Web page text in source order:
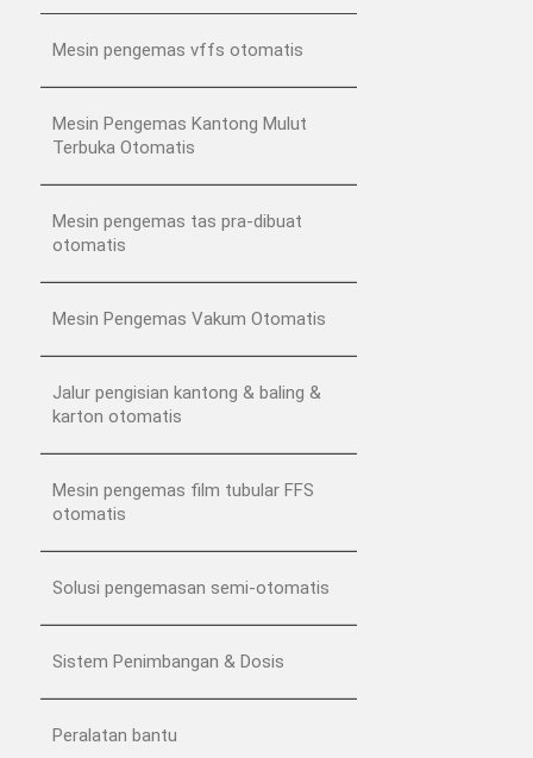
Mesin pengemas vffs otomatis
Mesin Pengemas Kantong Mulut
Terbuka Otomatis
Mesin pengemas tas pra-dibuat
otomatis
Mesin Pengemas Vakum Otomatis
Jalur pengisian kantong & baling &
karton otomatis
Mesin pengemas film tubular FFS
otomatis
Solusi pengemasan semi-otomatis
Sistem Penimbangan & Dosis
Peralatan bantu